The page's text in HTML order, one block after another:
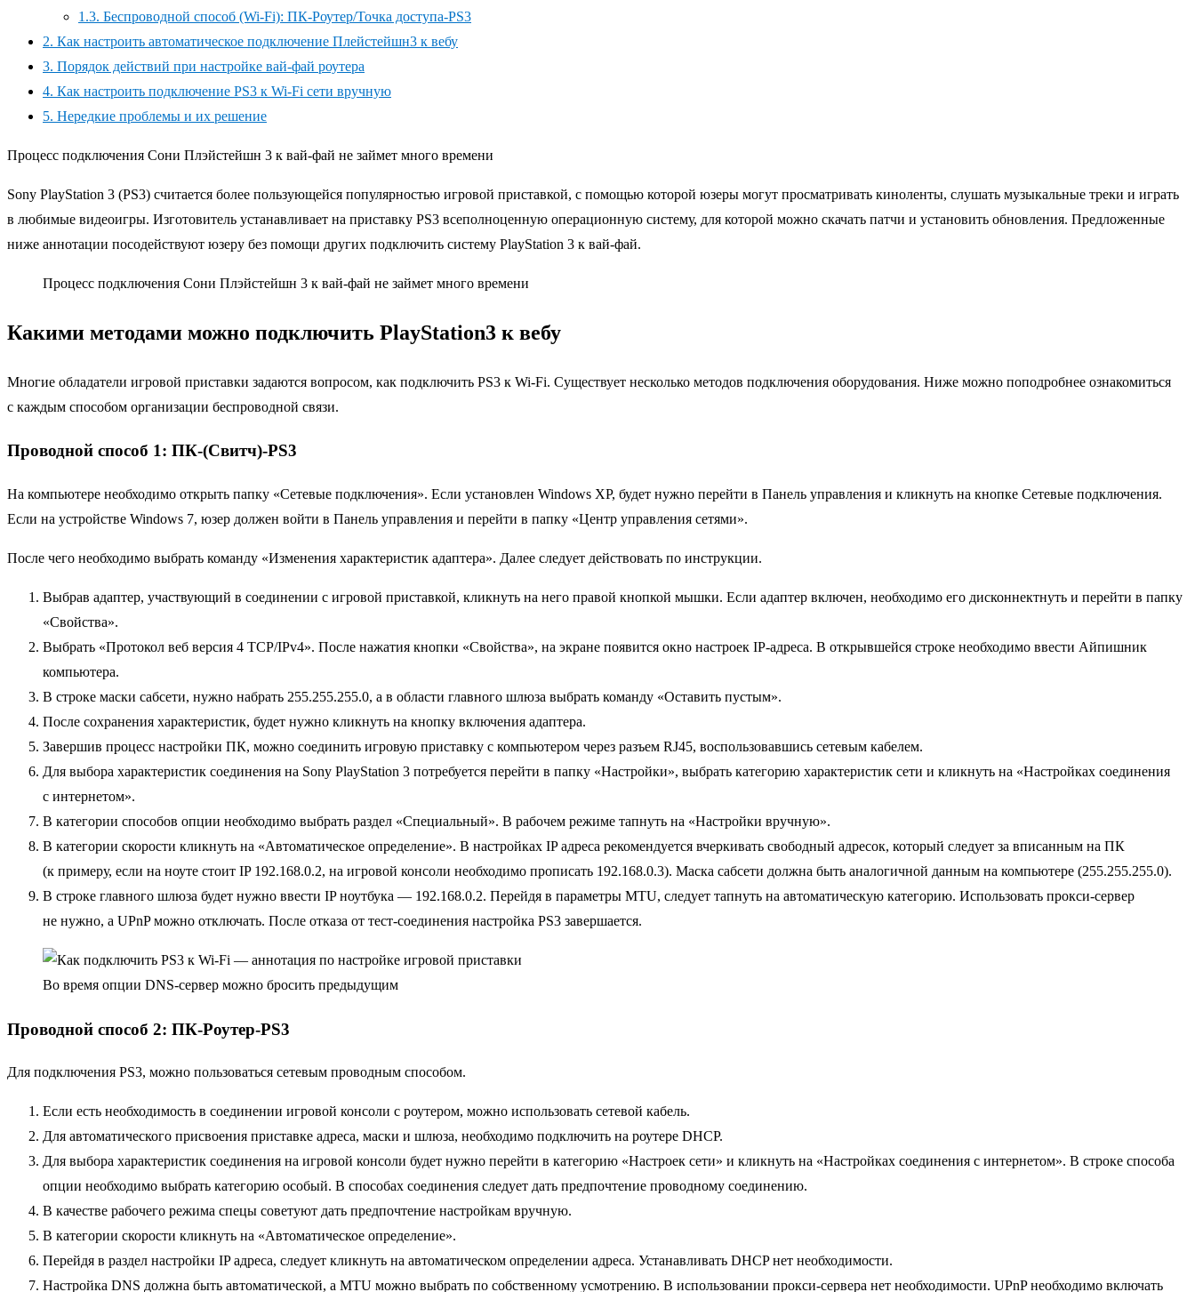
1.3. Беспроводной способ (Wi-Fi): ПК-Роутер/Точка доступа-PS3
2. Как настроить автоматическое подключение Плейстейшн3 к вебу
3. Порядок действий при настройке вай-фай роутера
4. Как настроить подключение PS3 к Wi-Fi сети вручную
5. Нередкие проблемы и их решение
Процесс подключения Сони Плэйстейшн 3 к вай-фай не займет много времени
Sony PlayStation 3 (PS3) считается более пользующейся популярностью игровой приставкой, с помощью которой юзеры могут просматривать киноленты, слушать музыкальные треки и играть
в любимые видеоигры. Изготовитель устанавливает на приставку PS3 всеполноценную операционную систему, для которой можно скачать патчи и установить обновления. Предложенные
ниже аннотации посодействуют юзеру без помощи других подключить систему PlayStation 3 к вай-фай.
Процесс подключения Сони Плэйстейшн 3 к вай-фай не займет много времени
Какими методами можно подключить PlayStation3 к вебу
Многие обладатели игровой приставки задаются вопросом, как подключить PS3 к Wi-Fi. Существует несколько методов подключения оборудования. Ниже можно поподробнее ознакомиться
с каждым способом организации беспроводной связи.
Проводной способ 1: ПК-(Свитч)-PS3
На компьютере необходимо открыть папку «Сетевые подключения». Если установлен Windows XP, будет нужно перейти в Панель управления и кликнуть на кнопке Сетевые подключения.
Если на устройстве Windows 7, юзер должен войти в Панель управления и перейти в папку «Центр управления сетями».
После чего необходимо выбрать команду «Изменения характеристик адаптера». Далее следует действовать по инструкции.
Выбрав адаптер, участвующий в соединении с игровой приставкой, кликнуть на него правой кнопкой мышки. Если адаптер включен, необходимо его дисконнектнуть и перейти в папку
«Свойства».
Выбрать «Протокол веб версия 4 TCP/IPv4». После нажатия кнопки «Свойства», на экране появится окно настроек IP-адреса. В открывшейся строке необходимо ввести Айпишник
компьютера.
В строке маски сабсети, нужно набрать 255.255.255.0, а в области главного шлюза выбрать команду «Оставить пустым».
После сохранения характеристик, будет нужно кликнуть на кнопку включения адаптера.
Завершив процесс настройки ПК, можно соединить игровую приставку с компьютером через разъем RJ45, воспользовавшись сетевым кабелем.
Для выбора характеристик соединения на Sony PlayStation 3 потребуется перейти в папку «Настройки», выбрать категорию характеристик сети и кликнуть на «Настройках соединения
с интернетом».
В категории способов опции необходимо выбрать раздел «Специальный». В рабочем режиме тапнуть на «Настройки вручную».
В категории скорости кликнуть на «Автоматическое определение». В настройках IP адреса рекомендуется вчеркивать свободный адресок, который следует за вписанным на ПК
(к примеру, если на ноуте стоит IP 192.168.0.2, на игровой консоли необходимо прописать 192.168.0.3). Маска сабсети должна быть аналогичной данным на компьютере (255.255.255.0).
В строке главного шлюза будет нужно ввести IP ноутбука — 192.168.0.2. Перейдя в параметры MTU, следует тапнуть на автоматическую категорию. Использовать прокси-сервер
не нужно, а UPnP можно отключать. После отказа от тест-соединения настройка PS3 завершается.
Во время опции DNS-сервер можно бросить предыдущим
Проводной способ 2: ПК-Роутер-PS3
Для подключения PS3, можно пользоваться сетевым проводным способом.
Если есть необходимость в соединении игровой консоли с роутером, можно использовать сетевой кабель.
Для автоматического присвоения приставке адреса, маски и шлюза, необходимо подключить на роутере DHCP.
Для выбора характеристик соединения на игровой консоли будет нужно перейти в категорию «Настроек сети» и кликнуть на «Настройках соединения с интернетом». В строке способа
опции необходимо выбрать категорию особый. В способах соединения следует дать предпочтение проводному соединению.
В качестве рабочего режима спецы советуют дать предпочтение настройкам вручную.
В категории скорости кликнуть на «Автоматическое определение».
Перейдя в раздел настройки IP адреса, следует кликнуть на автоматическом определении адреса. Устанавливать DHCP нет необходимости.
Настройка DNS должна быть автоматической, а MTU можно выбрать по собственному усмотрению. В использовании прокси-сервера нет необходимости. UPnP необходимо включать